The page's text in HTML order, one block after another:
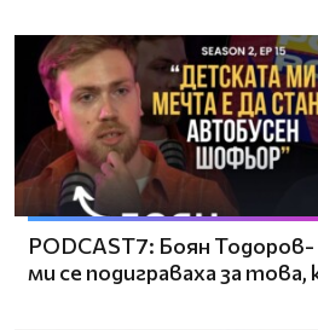
PODCAST7: ‪Боян
ми се подиграваха за